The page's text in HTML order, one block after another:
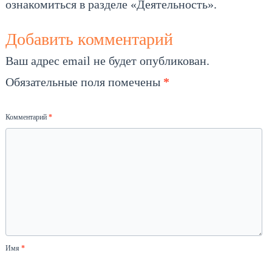
ознакомиться в разделе «Деятельность».
Добавить комментарий
Ваш адрес email не будет опубликован.
Обязательные поля помечены *
Комментарий*
Имя*